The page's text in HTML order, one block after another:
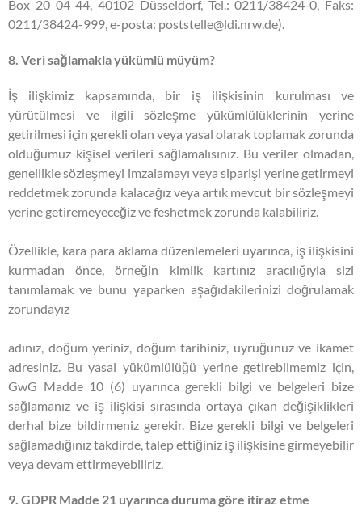
Box 20 04 44, 40102 Düsseldorf, Tel.: 0211/38424-0, Faks:
0211/38424-999, e-posta: poststelle@ldi.nrw.de).
8. Veri sağlamakla yükümlü müyüm?
İş ilişkimiz kapsamında, bir iş ilişkisinin kurulması ve
yürütülmesi ve ilgili sözleşme yükümlülüklerinin yerine
getirilmesi için gerekli olan veya yasal olarak toplamak zorunda
olduğumuz kişisel verileri sağlamalısınız. Bu veriler olmadan,
genellikle sözleşmeyi imzalamayı veya siparişi yerine getirmeyi
reddetmek zorunda kalacağız veya artık mevcut bir sözleşmeyi
yerine getiremeyeceğiz ve feshetmek zorunda kalabiliriz.
Özellikle, kara para aklama düzenlemeleri uyarınca, iş ilişkisini
kurmadan önce, örneğin kimlik kartınız aracılığıyla sizi
tanımlamak ve bunu yaparken aşağıdakilerinizi doğrulamak
zorundayız
adınız, doğum yeriniz, doğum tarihiniz, uyruğunuz ve ikamet
adresiniz. Bu yasal yükümlülüğü yerine getirebilmemiz için,
GwG Madde 10 (6) uyarınca gerekli bilgi ve belgeleri bize
sağlamanız ve iş ilişkisi sırasında ortaya çıkan değişiklikleri
derhal bize bildirmeniz gerekir. Bize gerekli bilgi ve belgeleri
sağlamadığınız takdirde, talep ettiğiniz iş ilişkisine girmeyebilir
veya devam ettirmeyebiliriz.
9. GDPR Madde 21 uyarınca duruma göre itiraz etme